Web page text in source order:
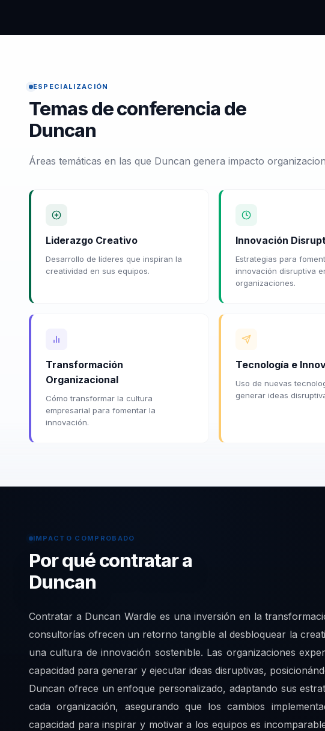
ESPECIALIZACIÓN
Temas de conferencia de
Duncan
Áreas temáticas en las que Duncan genera impacto
Liderazgo Creativo
Desarrollo de líderes que inspiran la
creatividad en sus equipos.
Innovación
Estrategias para
innovación disruptiva
organizaciones.
Transformación
Organizacional
Cómo transformar la cultura
empresarial para fomentar la
innovación.
Tecnología e
Uso de nuevas
generar ideas
IMPACTO COMPROBADO
Por qué contratar a
Duncan
Contratar a Duncan Wardle es una inversión en la
consultorías ofrecen un retorno tangible al desbloquear la
una cultura de innovación sostenible. Las organizaciones
capacidad para generar y ejecutar ideas disruptivas,
Duncan ofrece un enfoque personalizado, adaptando sus
cada organización, asegurando que los cambios
capacidad para inspirar y motivar a los equipos es